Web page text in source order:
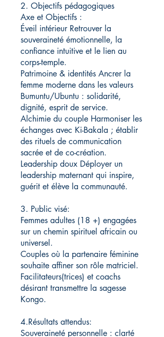
2. Objectifs pédagogiques
Axe et Objectifs :
Éveil intérieur Retrouver la
souveraineté émotionnelle, la
confiance intuitive et le lien au
corps-temple.
Patrimoine & identités Ancrer la
femme moderne dans les valeurs
Bumuntu/Ubuntu : solidarité,
dignité, esprit de service.
Alchimie du couple Harmoniser les
échanges avec Ki-Bakala ; établir
des rituels de communication
sacrée et de co-création.
Leadership doux Déployer un
leadership maternant qui inspire,
guérit et élève la communauté.
3. Public visé:
Femmes adultes (18 +) engagées
sur un chemin spirituel africain ou
universel.
Couples où la partenaire féminine
souhaite affiner son rôle matriciel.
Facilitateurs(trices) et coachs
désirant transmettre la sagesse
Kongo.
4.Résultats attendus:
Souveraineté personnelle : clarté